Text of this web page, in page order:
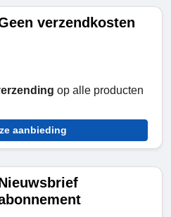
verzendkosten
op alle producten
aanbieding